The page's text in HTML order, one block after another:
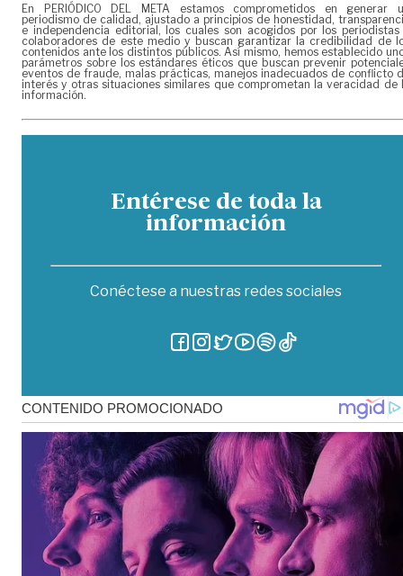
En PERIÓDICO DEL META estamos comprometidos en generar
periodismo de calidad, ajustado a principios de honestidad,
e independencia editorial, los cuales son acogidos por los periodistas
colaboradores de este medio y buscan garantizar la credibilidad de
contenidos ante los distintos públicos. Así mismo, hemos establecido
parámetros sobre los estándares éticos que buscan prevenir
eventos de fraude, malas prácticas, manejos inadecuados de conflicto
interés y otras situaciones similares que comprometan la veracidad de
información.
Entérese de toda la
información
Conéctese a nuestras redes sociales